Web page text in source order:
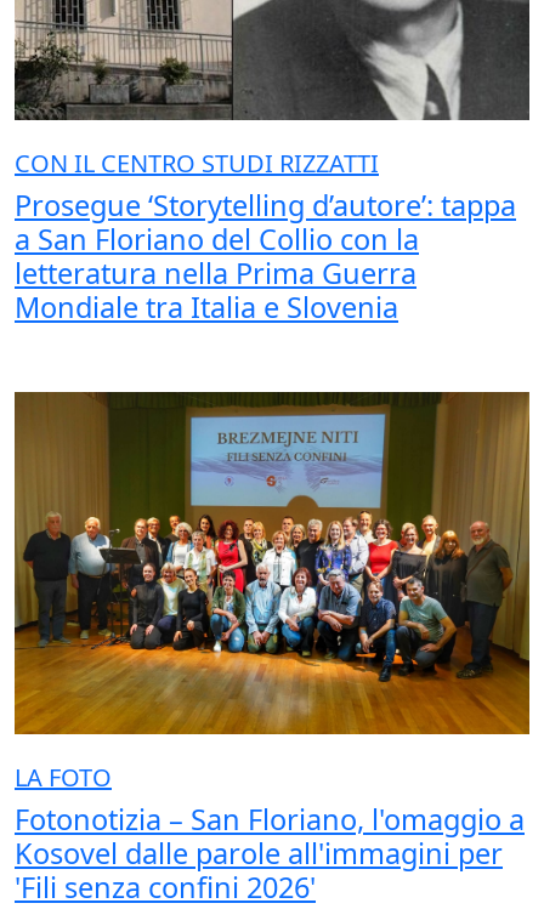
CON IL CENTRO STUDI RIZZATTI
Prosegue ‘Storytelling d’autore’: tappa
a San Floriano del Collio con la
letteratura nella Prima Guerra
Mondiale tra Italia e Slovenia
LA FOTO
Fotonotizia – San Floriano, l'omaggio a
Kosovel dalle parole all'immagini per
'Fili senza confini 2026'